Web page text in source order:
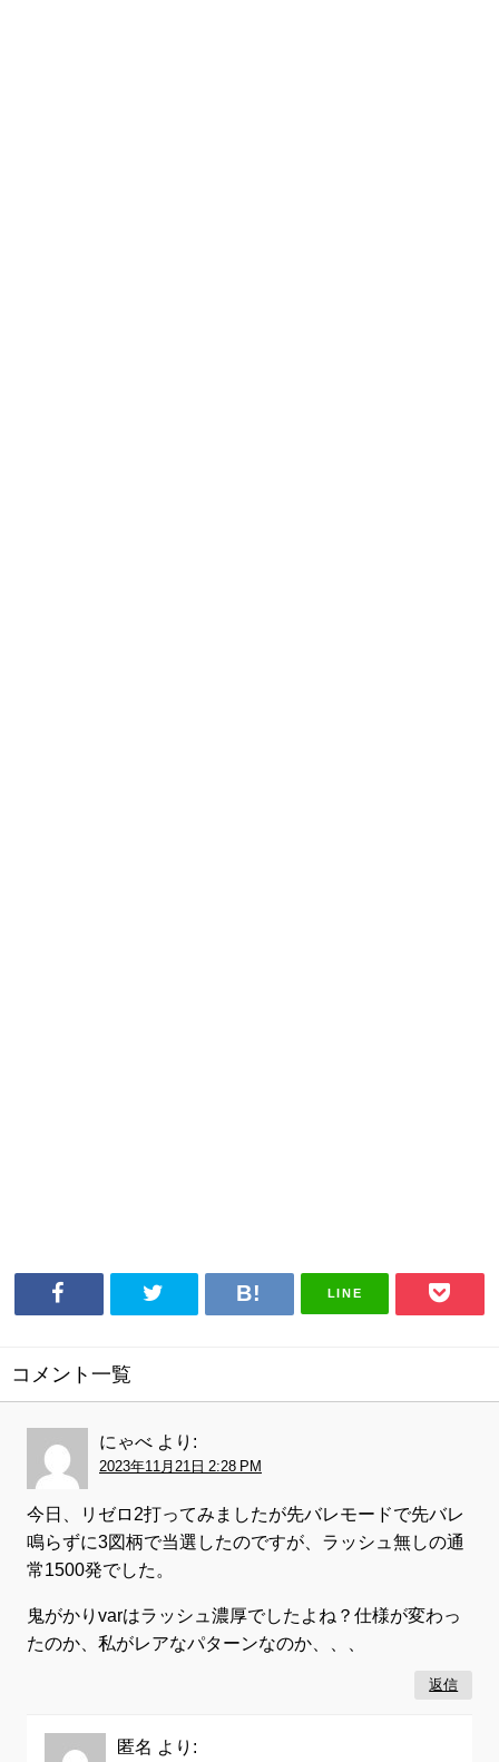
LINE
コメント一覧
にゃべ より:
2023年11月21日 2:28 PM
今日、リゼロ2打ってみましたが先バレモードで先バレ
鳴らずに3図柄で当選したのですが、ラッシュ無しの通
常1500発でした。
鬼がかりvarはラッシュ濃厚でしたよね？仕様が変わっ
たのか、私がレアなパターンなのか、、、
返信
匿名 より: